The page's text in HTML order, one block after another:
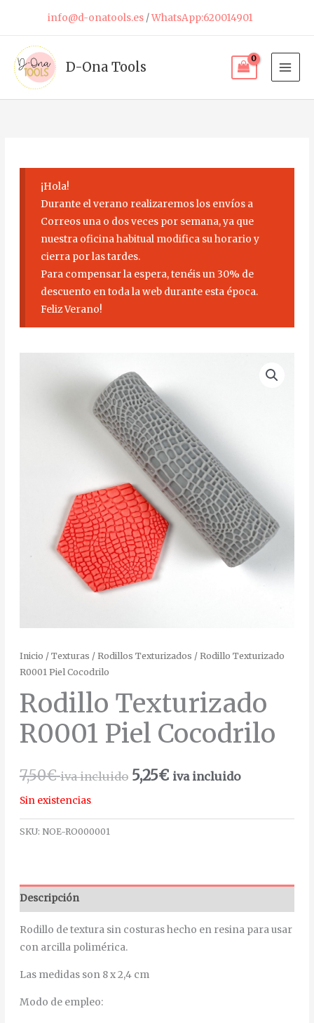
contenido
info@d-onatools.es/WhatsApp:620014901
D-Ona Tools
¡Hola!
Durante el verano realizaremos los envíos a
Correos una o dos veces por semana, ya que
nuestra oficina habitual modifica su horario y
cierra por las tardes.
Para compensar la espera, tenéis un 30% de
descuento en toda la web durante esta época.
Feliz Verano!
Inicio / Texturas / Rodillos Texturizados / Rodillo Texturizado
R0001 Piel Cocodrilo
Rodillo Texturizado
R0001 Piel Cocodrilo
7,50€ iva incluido 5,25€ iva incluido
Sin existencias
SKU: NOE-RO000001
Descripción
Rodillo de textura sin costuras hecho en resina para usar
con arcilla polimérica.
Las medidas son 8 x 2,4 cm
Modo de empleo: